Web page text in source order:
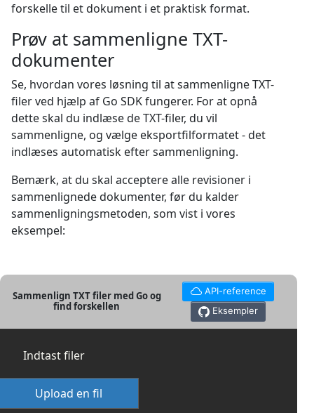
forskelle til et dokument i et praktisk format.
Prøv at sammenligne TXT-
dokumenter
Se, hvordan vores løsning til at sammenligne TXT-
filer ved hjælp af Go SDK fungerer. For at opnå
dette skal du indlæse de TXT-filer, du vil
sammenligne, og vælge eksportfilformatet - det
indlæses automatisk efter sammenligning.
Bemærk, at du skal acceptere alle revisioner i
sammenlignede dokumenter, før du kalder
sammenligningsmetoden, som vist i vores
eksempel:
Sammenlign TXT filer med Go og
find forskellen
API-reference
Eksempler
Indtast filer
Upload en fil